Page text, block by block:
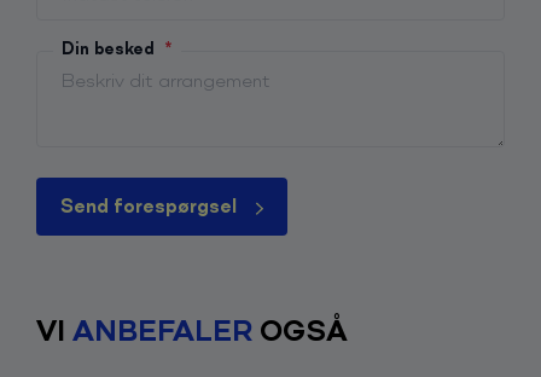
Din besked *
Send forespørgsel
VI ANBEFALER OGSÅ